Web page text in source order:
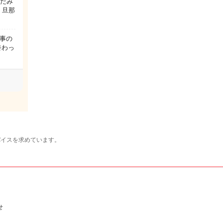
旦那
の
っ
スを求めています。